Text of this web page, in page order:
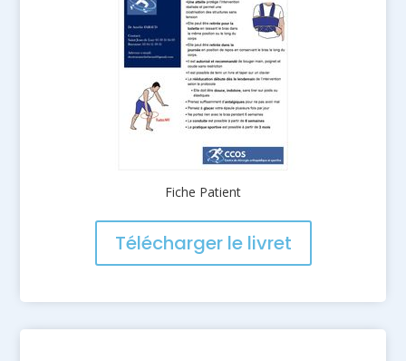
Fiche Patient
Télécharger le livret